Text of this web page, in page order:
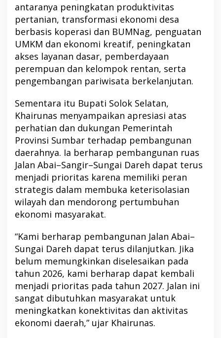
antaranya peningkatan produktivitas
pertanian, transformasi ekonomi desa
berbasis koperasi dan BUMNag, penguatan
UMKM dan ekonomi kreatif, peningkatan
akses layanan dasar, pemberdayaan
perempuan dan kelompok rentan, serta
pengembangan pariwisata berkelanjutan.
Sementara itu Bupati Solok Selatan,
Khairunas menyampaikan apresiasi atas
perhatian dan dukungan Pemerintah
Provinsi Sumbar terhadap pembangunan
daerahnya. Ia berharap pembangunan ruas
Jalan Abai–Sangir–Sungai Dareh dapat terus
menjadi prioritas karena memiliki peran
strategis dalam membuka keterisolasian
wilayah dan mendorong pertumbuhan
ekonomi masyarakat.
“Kami berharap pembangunan Jalan Abai–
Sungai Dareh dapat terus dilanjutkan. Jika
belum memungkinkan diselesaikan pada
tahun 2026, kami berharap dapat kembali
menjadi prioritas pada tahun 2027. Jalan ini
sangat dibutuhkan masyarakat untuk
meningkatkan konektivitas dan aktivitas
ekonomi daerah,” ujar Khairunas.